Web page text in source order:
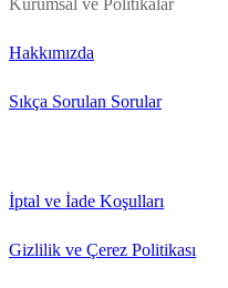
Kurumsal ve Politikalar
Hakkımızda
Sıkça Sorulan Sorular
İptal ve İade Koşulları
Gizlilik ve Çerez Politikası